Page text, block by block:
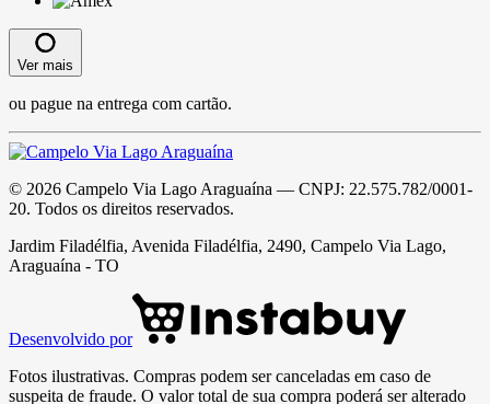
Ver mais
ou pague na entrega com cartão.
© 2026 Campelo Via Lago Araguaína — CNPJ: 22.575.782/0001-
20. Todos os direitos reservados.
Jardim Filadélfia, Avenida Filadélfia, 2490, Campelo Via Lago,
Araguaína - TO
Desenvolvido por
Fotos ilustrativas. Compras podem ser canceladas em caso de
suspeita de fraude. O valor total de sua compra poderá ser alterado